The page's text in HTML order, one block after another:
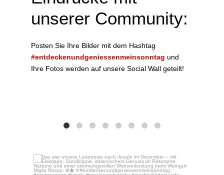
unserer Community:
Posten Sie Ihre Bilder mit dem Hashtag
#entdeckenundgeniessenmeinsonntag und
Ihre Fotos werden auf unsere Social Wall geteilt!
Dez. 16